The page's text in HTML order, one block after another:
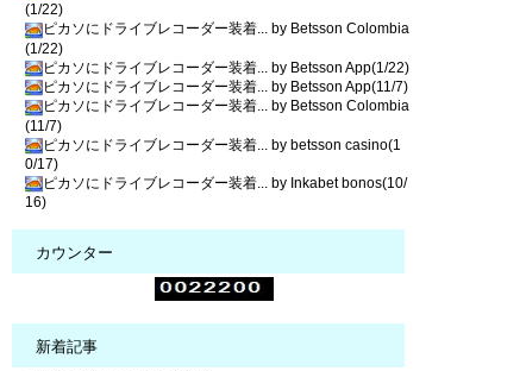
(1/22)
ピカソにドライブレコーダー装着... by Betsson Colombia
(1/22)
ピカソにドライブレコーダー装着... by Betsson App(1/22)
ピカソにドライブレコーダー装着... by Betsson App(11/7)
ピカソにドライブレコーダー装着... by Betsson Colombia
(11/7)
ピカソにドライブレコーダー装着... by betsson casino(1
0/17)
ピカソにドライブレコーダー装着... by Inkabet bonos(10/
16)
カウンター
新着記事